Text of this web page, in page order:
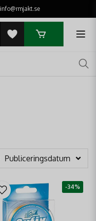
info@rmjakt.se
Publiceringsdatum
-34%